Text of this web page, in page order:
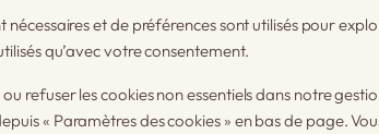
nécessaires et de préférences sont utilisés pour
qu’avec votre consentement.
refuser les cookies non essentiels dans notre
« Paramètres des cookies » en bas de page.